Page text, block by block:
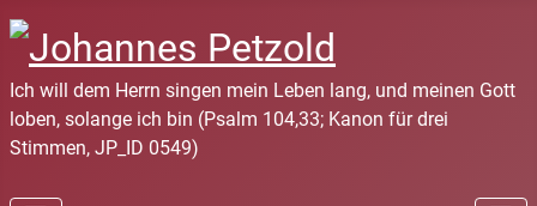
Ich will dem Herrn singen mein Leben lang, und meinen Gott
loben, solange ich bin (Psalm 104,33; Kanon für drei
Stimmen, JP_ID 0549)